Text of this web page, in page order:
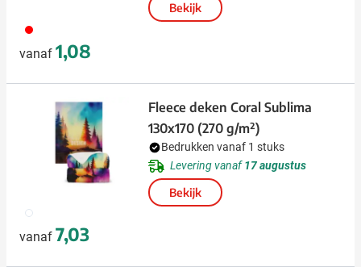
008
vanaf 1,08
Bekijk
002
vanaf 7,03
Fleece deken Coral Sublima
130x170 (270 g/m²)
Bedrukken vanaf 1 stuks
Levering vanaf17 augustus
Bekijk